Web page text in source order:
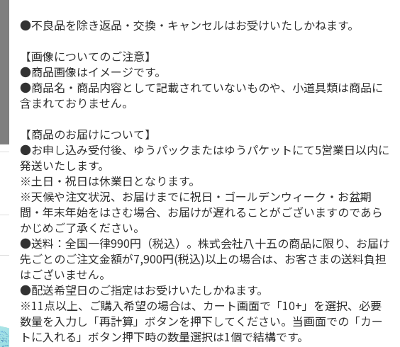
●不良品を除き返品・交換・キャンセルはお受けいたしかねます。
【画像についてのご注意】
●商品画像はイメージです。
●商品名・商品内容として記載されていないものや、小道具類は商品に
含まれておりません。
【商品のお届けについて】
●お申し込み受付後、ゆうパックまたはゆうパケットにて5営業日以内に
発送いたします。
※土日・祝日は休業日となります。
※天候や注文状況、お届けまでに祝日・ゴールデンウィーク・お盆期
間・年末年始をはさむ場合、お届けが遅れることがございますのであら
かじめご了承ください。
●送料：全国一律990円（税込）。株式会社八十五の商品に限り、お届け
先ごとのご注文金額が7,900円(税込)以上の場合は、お客さまの送料負担
はございません。
●配送希望日のご指定はお受けいたしかねます。
※11点以上、ご購入希望の場合は、カート画面で「10+」を選択、必要
数量を入力し「再計算」ボタンを押下してください。当画面での「カー
トに入れる」ボタン押下時の数量選択は1個で結構です。